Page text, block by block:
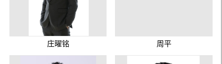
庄曜铭 周平